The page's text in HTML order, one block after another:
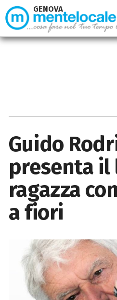
Guido
presenta il
ragazza
a fiori
GENOVA